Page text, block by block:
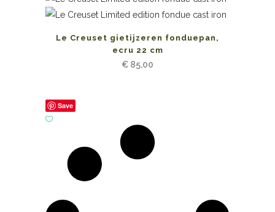
Le Creuset gietijzeren fonduepan,
ecru 22 cm
€ 85,00
Save